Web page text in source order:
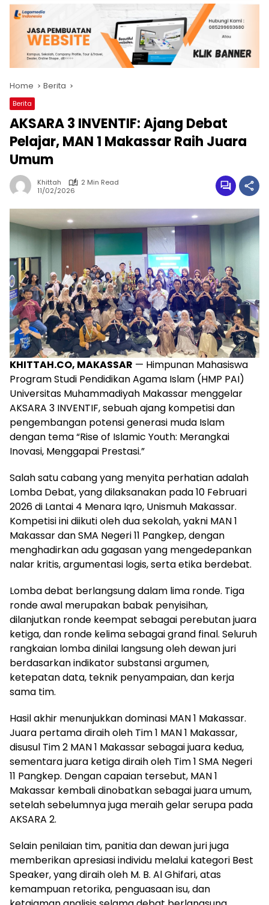
Home Berita
Berita
AKSARA 3 INVENTIF: Ajang Debat
Pelajar, MAN 1 Makassar Raih Juara
Umum
Khittah
2 Min Read
11/02/2026
KHITTAH.CO, MAKASSAR — Himpunan Mahasiswa
Program Studi Pendidikan Agama Islam (HMP PAI)
Universitas Muhammadiyah Makassar menggelar
AKSARA 3 INVENTIF, sebuah ajang kompetisi dan
pengembangan potensi generasi muda Islam
dengan tema “Rise of Islamic Youth: Merangkai
Inovasi, Menggapai Prestasi.”
Salah satu cabang yang menyita perhatian adalah
Lomba Debat, yang dilaksanakan pada 10 Februari
2026 di Lantai 4 Menara Iqro, Unismuh Makassar.
Kompetisi ini diikuti oleh dua sekolah, yakni MAN 1
Makassar dan SMA Negeri 11 Pangkep, dengan
menghadirkan adu gagasan yang mengedepankan
nalar kritis, argumentasi logis, serta etika berdebat.
Lomba debat berlangsung dalam lima ronde. Tiga
ronde awal merupakan babak penyisihan,
dilanjutkan ronde keempat sebagai perebutan juara
ketiga, dan ronde kelima sebagai grand final. Seluruh
rangkaian lomba dinilai langsung oleh dewan juri
berdasarkan indikator substansi argumen,
ketepatan data, teknik penyampaian, dan kerja
sama tim.
Hasil akhir menunjukkan dominasi MAN 1 Makassar.
Juara pertama diraih oleh Tim 1 MAN 1 Makassar,
disusul Tim 2 MAN 1 Makassar sebagai juara kedua,
sementara juara ketiga diraih oleh Tim 1 SMA Negeri
11 Pangkep. Dengan capaian tersebut, MAN 1
Makassar kembali dinobatkan sebagai juara umum,
setelah sebelumnya juga meraih gelar serupa pada
AKSARA 2.
Selain penilaian tim, panitia dan dewan juri juga
memberikan apresiasi individu melalui kategori Best
Speaker, yang diraih oleh M. B. Al Ghifari, atas
kemampuan retorika, penguasaan isu, dan